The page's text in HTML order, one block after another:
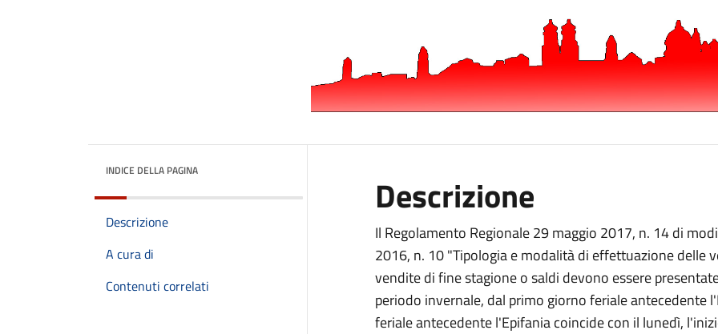
INDICE DELLA PAGINA
Descrizione
A cura di
Contenuti correlati
Descrizione
Il Regolamento Regionale 29 maggio 2017, n. 14 di
2016, n. 10 "Tipologia e modalità di effettuazione delle
vendite di fine stagione o saldi devono essere
periodo invernale, dal primo giorno feriale antecedente
feriale antecedente l'Epifania coincide con il lunedì,